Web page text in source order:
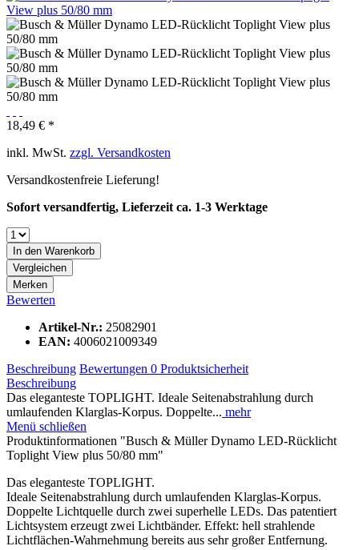
18,49 € *
inkl. MwSt. zzgl. Versandkosten
Versandkostenfreie Lieferung!
Sofort versandfertig, Lieferzeit ca. 1-3 Werktage
In den Warenkorb
Vergleichen
Merken
Bewerten
Artikel-Nr.: 25082901
EAN: 4006021009349
Beschreibung Bewertungen 0 Produktsicherheit
Beschreibung
Das eleganteste TOPLIGHT. Ideale Seitenabstrahlung durch
umlaufenden Klarglas-Korpus. Doppelte... mehr
Menü schließen
Produktinformationen "Busch & Müller Dynamo LED-Rücklicht
Toplight View plus 50/80 mm"
Das eleganteste TOPLIGHT.
Ideale Seitenabstrahlung durch umlaufenden Klarglas-Korpus.
Doppelte Lichtquelle durch zwei superhelle LEDs. Das patentiert
Lichtsystem erzeugt zwei Lichtbänder. Effekt: hell strahlende
Lichtflächen-Wahrnehmung bereits aus sehr großer Entfernung.